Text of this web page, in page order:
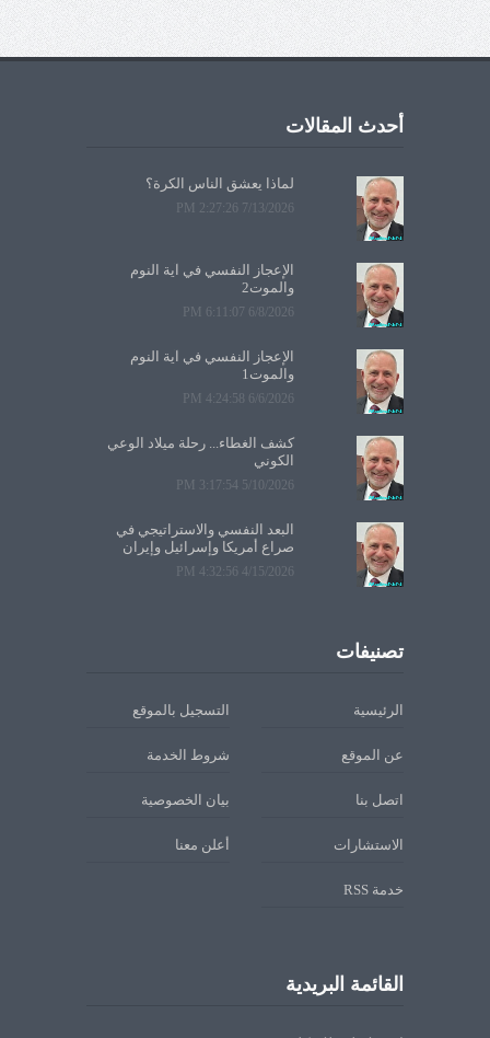
أحدث المقالات
لماذا يعشق الناس الكرة؟
7/13/2026 2:27:26 PM
الإعجاز النفسي في آية النوم
والموت2
6/8/2026 6:11:07 PM
الإعجاز النفسي في آية النوم
والموت1
6/6/2026 4:24:58 PM
كشف الغطاء... رحلة ميلاد الوعي
الكوني
5/10/2026 3:17:54 PM
البعد النفسي والاستراتيجي في
صراع أمريكا وإسرائيل وإيران
4/15/2026 4:32:56 PM
تصنيفات
الرئيسية التسجيل بالموقع
عن الموقع شروط الخدمة
اتصل بنا بيان الخصوصية
الاستشارات أعلن معنا
خدمة RSS
القائمة البريدية